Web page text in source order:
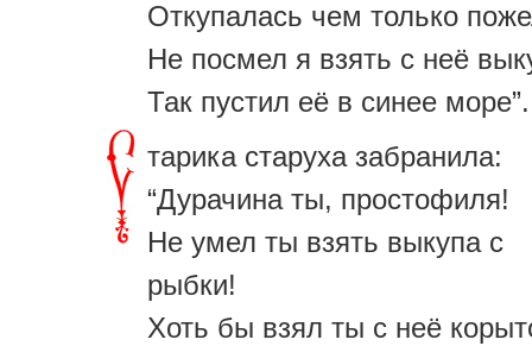
Откупалась чем только
Не посмел я взять с неё
Так пустил её в синее море”.
тарика старуха забранила:
“Дурачина ты, простофиля!
Не умел ты взять выкупа с
рыбки!
Хоть бы взял ты с неё